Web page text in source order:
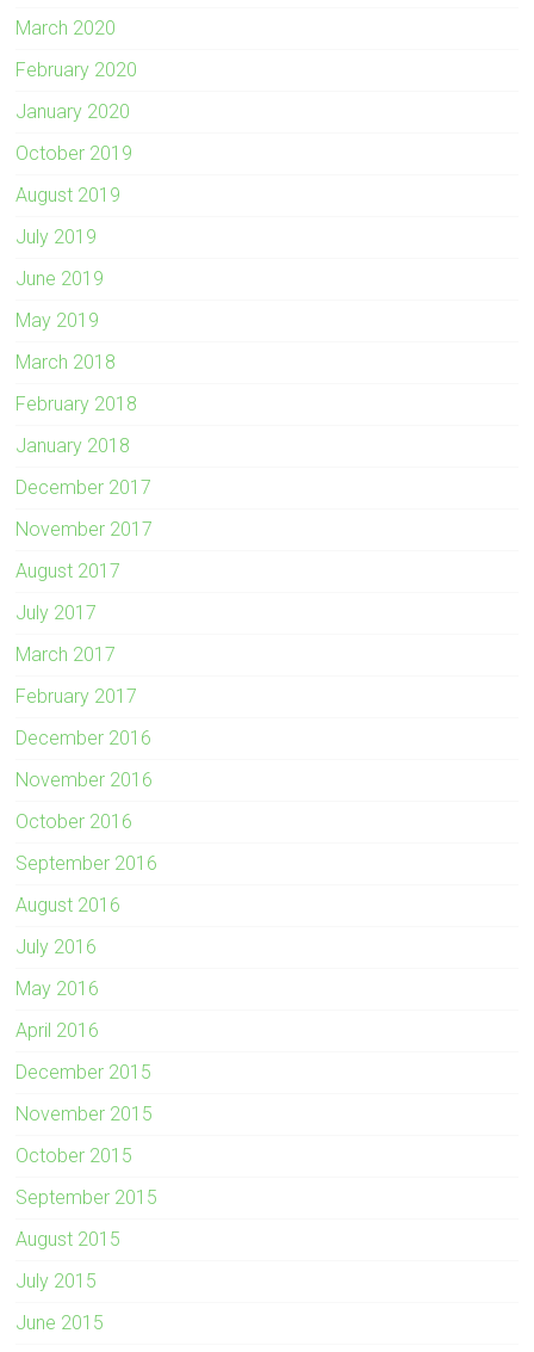
March 2020
February 2020
January 2020
October 2019
August 2019
July 2019
June 2019
May 2019
March 2018
February 2018
January 2018
December 2017
November 2017
August 2017
July 2017
March 2017
February 2017
December 2016
November 2016
October 2016
September 2016
August 2016
July 2016
May 2016
April 2016
December 2015
November 2015
October 2015
September 2015
August 2015
July 2015
June 2015